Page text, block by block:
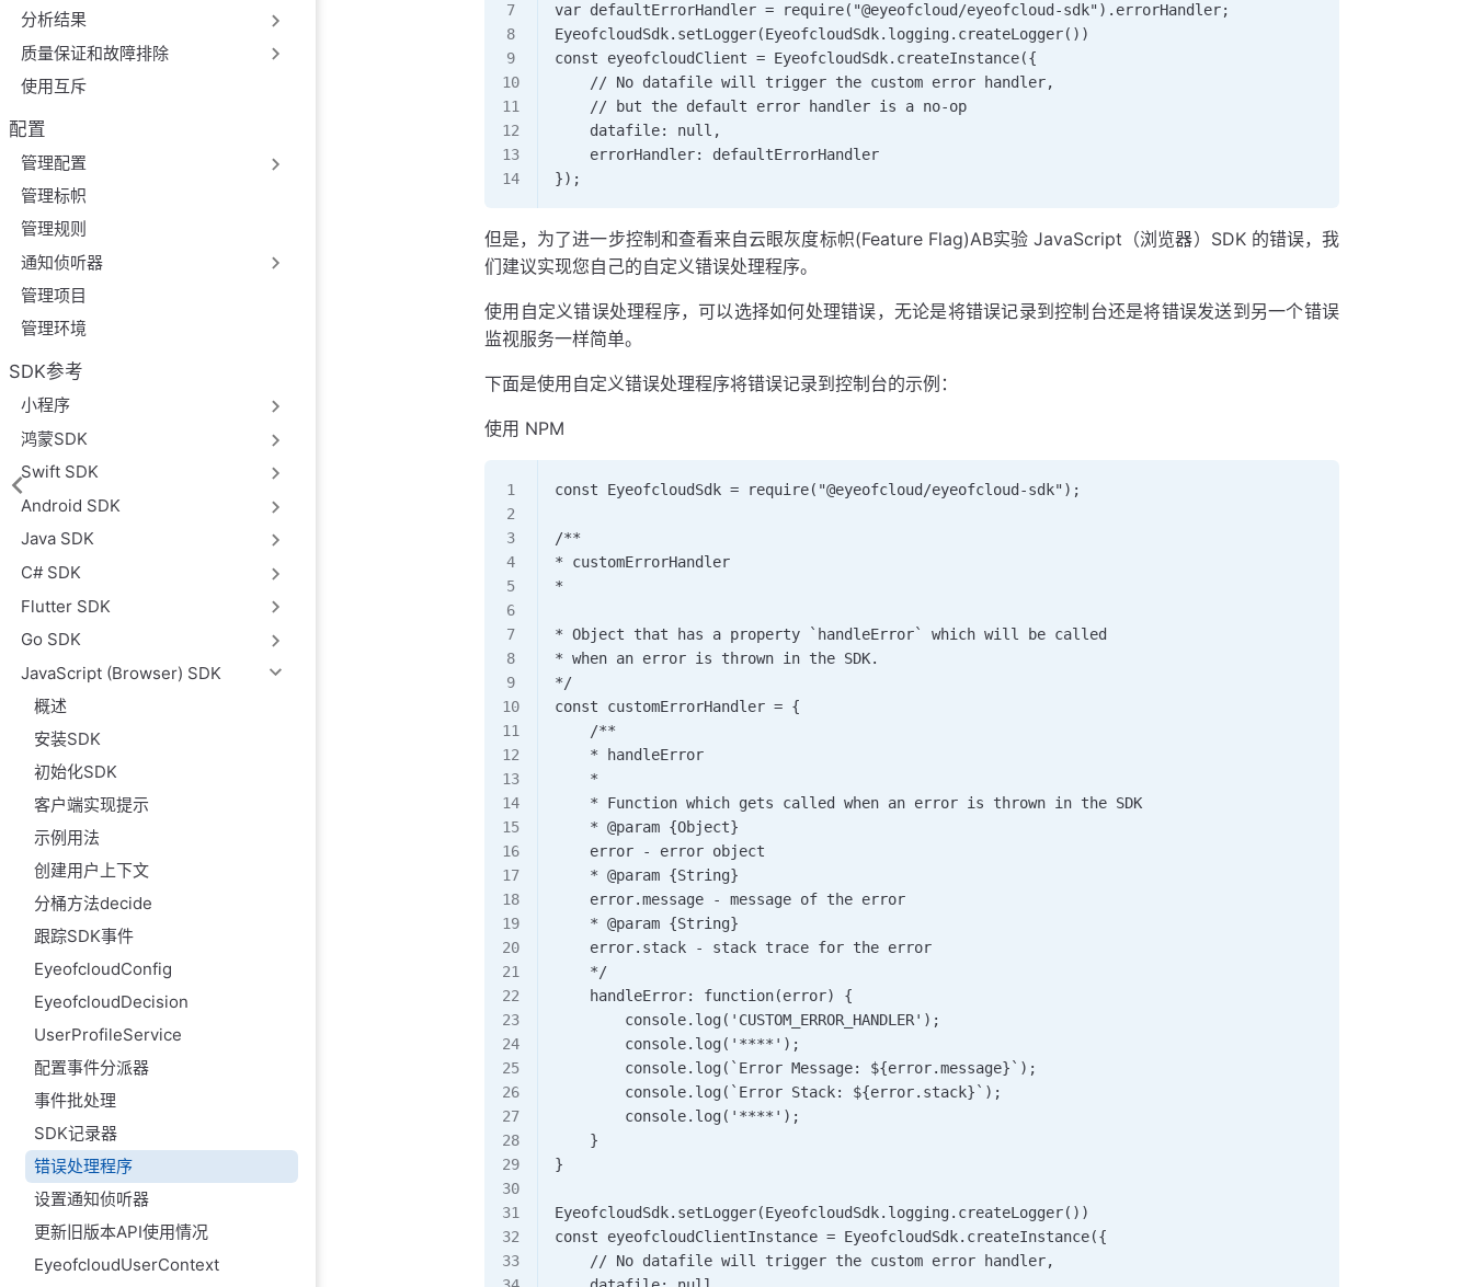
分析结果
质量保证和故障排除
使用互斥
配置
管理配置
管理标帜
管理规则
通知侦听器
管理项目
管理环境
SDK参考
小程序
鸿蒙SDK
Swift SDK
Android SDK
Java SDK
C# SDK
Flutter SDK
Go SDK
JavaScript (Browser) SDK
概述
安装SDK
初始化SDK
客户端实现提示
示例用法
创建用户上下文
分桶方法decide
跟踪SDK事件
EyeofcloudConfig
EyeofcloudDecision
UserProfileService
配置事件分派器
事件批处理
SDK记录器
错误处理程序
设置通知侦听器
更新旧版本API使用情况
EyeofcloudUserContext
var defaultErrorHandler = require("@eyeofcloud/eyeofcloud-sdk").errorHandler;
EyeofcloudSdk.setLogger(EyeofcloudSdk.logging.createLogger())
const eyeofcloudClient = EyeofcloudSdk.createInstance({
    // No datafile will trigger the custom error handler,
    // but the default error handler is a no-op
    datafile: null,
    errorHandler: defaultErrorHandler
});
但是，为了进一步控制和查看来自云眼灰度标帜(Feature Flag)AB实验 JavaScript（浏览器）SDK 的错误，我
们建议实现您自己的自定义错误处理程序。
使用自定义错误处理程序，可以选择如何处理错误，无论是将错误记录到控制台还是将错误发送到另一个错误
监视服务一样简单。
下面是使用自定义错误处理程序将错误记录到控制台的示例：
使用 NPM
const EyeofcloudSdk = require("@eyeofcloud/eyeofcloud-sdk");
/**
* customErrorHandler
*
* Object that has a property `handleError` which will be called
* when an error is thrown in the SDK.
*/
const customErrorHandler = {
    /**
    * handleError
    *
    * Function which gets called when an error is thrown in the SDK
    * @param {Object}
    error - error object
    * @param {String}
    error.message - message of the error
    * @param {String}
    error.stack - stack trace for the error
    */
    handleError: function(error) {
        console.log('CUSTOM_ERROR_HANDLER');
        console.log('****');
        console.log(`Error Message: ${error.message}`);
        console.log(`Error Stack: ${error.stack}`);
        console.log('****');
    }
}
EyeofcloudSdk.setLogger(EyeofcloudSdk.logging.createLogger())
const eyeofcloudClientInstance = EyeofcloudSdk.createInstance({
    // No datafile will trigger the custom error handler,